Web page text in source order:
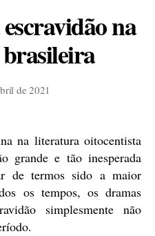
na
de 2021
na literatura oitocentista
grande e tão inesperada
de termos sido a maior
os tempos, os dramas
simplesmente não